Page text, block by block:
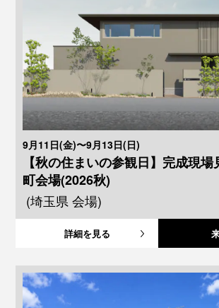
9月11日(金)〜9月13日(日)
【秋の住まいの参観日】完成現
町会場(2026秋)
(埼玉県 会場)
詳細を見る